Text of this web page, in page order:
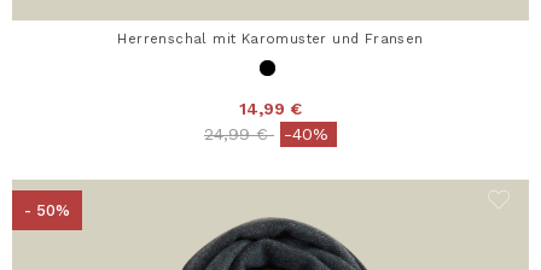
Herrenschal mit Karomuster und Fransen
14,99 €
Price reduced from
24,99 €to-40%
- 50%